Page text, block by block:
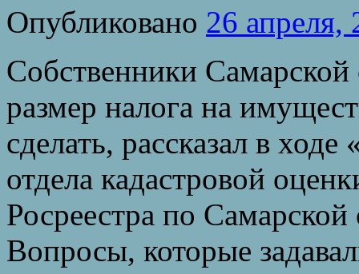
Опубликовано 26 апреля,
Собственники
размер налога на
сделать, рассказал в
отдела кадастровой
Росреестра по
Вопросы, которые